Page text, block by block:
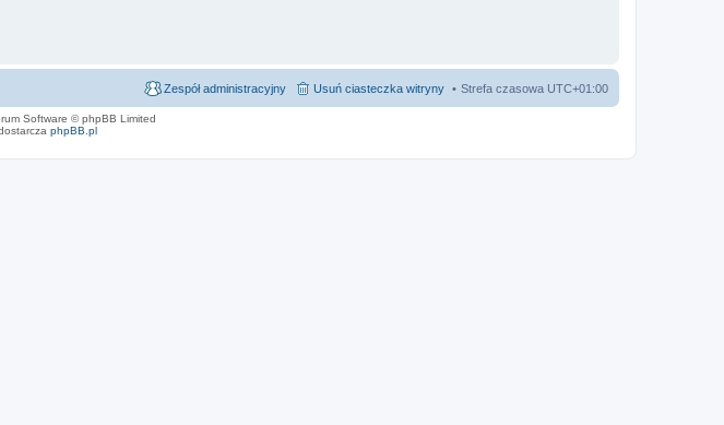
Strefa czasowa UTC+01:00
Usuń ciasteczka witryny
Zespół administracyjny
Software © phpBB Limited
phpBB.pl